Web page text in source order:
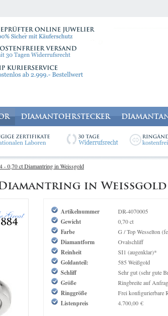
DIAMANTOHRSTECKER
- 0,70 ct Diamantring in Weissgold
Diamantring in Weissgold
Artikelnummer DR-4070005
Gewicht 0,70 ct
Farbe G / Top Wesselton
Diamantform Ovalschliff
Reinheit SI1 (augenklar)*
Goldanteil: 585 Weißgold
Schliff Sehr gut (sehr gute
Größe Ringbreite auf
Ringgröße Frei konfigurierbare
Listenpreis 4.700,00 €